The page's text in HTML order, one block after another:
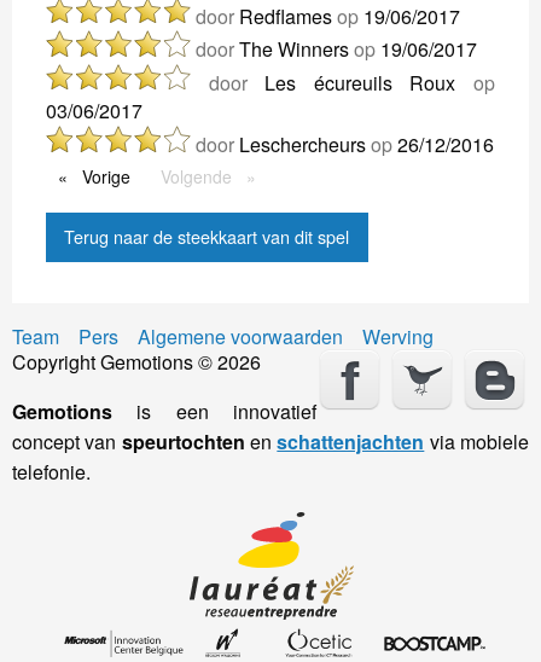
door Redflamesop 19/06/2017
doorThe Winnersop 19/06/2017
door Les écureuils Roux op
03/06/2017
door Leschercheursop26/12/2016
Vorige VorigeVolgende Volgende
Terug naar de steekkaart van dit spel
Team Pers Algemene voorwaarden
Werving
Copyright Gemotions © 2026
Gemotions is een innovatief
concept van speurtochten enschattenjachten via mobiele
telefonie.